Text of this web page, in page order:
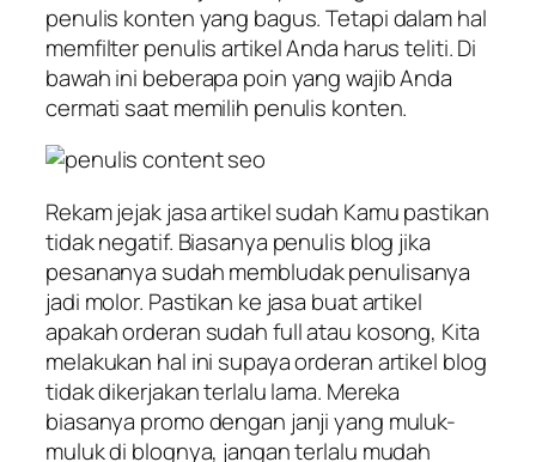
penulis konten yang bagus. Tetapi dalam hal
memfilter penulis artikel Anda harus teliti. Di
bawah ini beberapa poin yang wajib Anda
cermati saat memilih penulis konten.
Rekam jejak jasa artikel sudah Kamu pastikan
tidak negatif. Biasanya penulis blog jika
pesananya sudah membludak penulisanya
jadi molor. Pastikan ke jasa buat artikel
apakah orderan sudah full atau kosong, Kita
melakukan hal ini supaya orderan artikel blog
tidak dikerjakan terlalu lama. Mereka
biasanya promo dengan janji yang muluk-
muluk di blognya, jangan terlalu mudah